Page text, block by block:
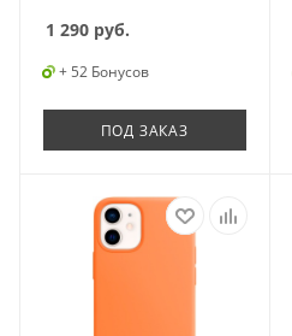
1 290 руб.
+ 52 Бонусов
ПОД ЗАКАЗ